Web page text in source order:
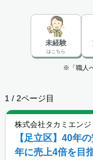
未経験
はこちら
※「職人
1 / 2ページ目
株式会社タカミエンジ
【足立区】40年
年に売上4倍を目